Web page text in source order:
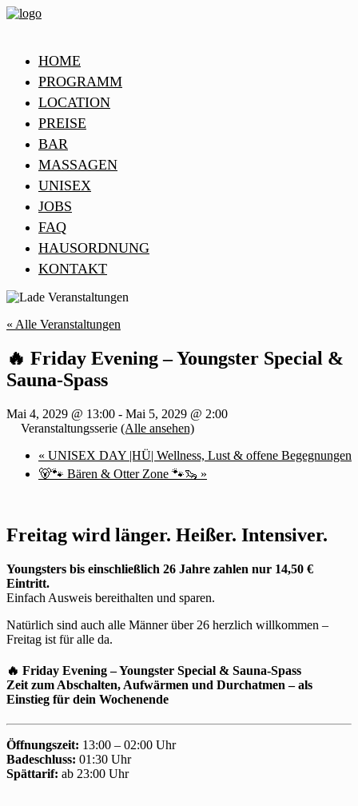
HOME
PROGRAMM
LOCATION
PREISE
BAR
MASSAGEN
UNISEX
JOBS
FAQ
HAUSORDNUNG
KONTAKT
« Alle Veranstaltungen
🔥 Friday Evening – Youngster Special &
Sauna-Spass
Mai 4, 2029 @ 13:00 - Mai 5, 2029 @ 2:00
Veranstaltungsserie (Alle ansehen)
« UNISEX DAY |HÜ| Wellness, Lust & offene Begegnungen
🐻🐾 Bären & Otter Zone 🐾🦦 »
Freitag wird länger. Heißer. Intensiver.
Youngsters bis einschließlich 26 Jahre zahlen nur 14,50 €
Eintritt.
Einfach Ausweis bereithalten und sparen.
Natürlich sind auch alle Männer über 26 herzlich willkommen –
Freitag ist für alle da.
🔥 Friday Evening – Youngster Special & Sauna-Spass
Zeit zum Abschalten, Aufwärmen und Durchatmen – als
Einstieg für dein Wochenende
Öffnungszeit: 13:00 – 02:00 Uhr
Badeschluss: 01:30 Uhr
Spättarif: ab 23:00 Uhr